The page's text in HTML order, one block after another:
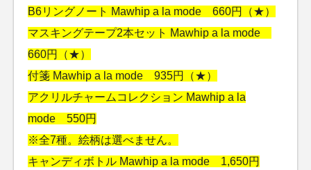
B6リングノート Mawhip a la mode 660円（★）
マスキングテープ2本セット Mawhip a la mode
660円（★）
付箋 Mawhip a la mode 935円（★）
アクリルチャームコレクション Mawhip a la
mode 550円
※全7種。絵柄は選べません。
キャンディボトル Mawhip a la mode 1,650円